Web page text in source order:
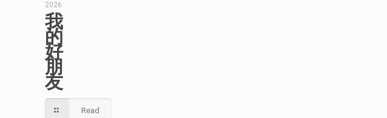
2026
我
的
好
朋
友
Read